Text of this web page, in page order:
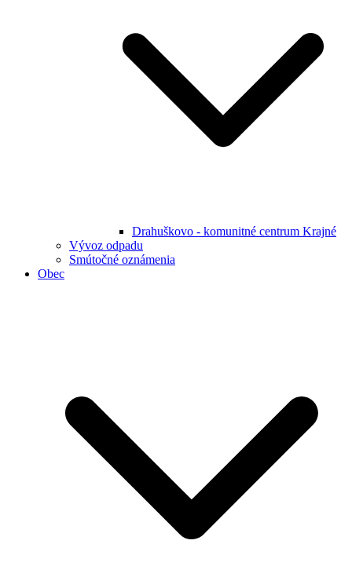
Drahuškovo - komunitné centrum Krajné
Vývoz odpadu
Smútočné oznámenia
Obec